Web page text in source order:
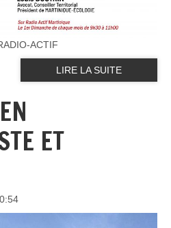
ACTIF
LIRE LA SUITE
ET